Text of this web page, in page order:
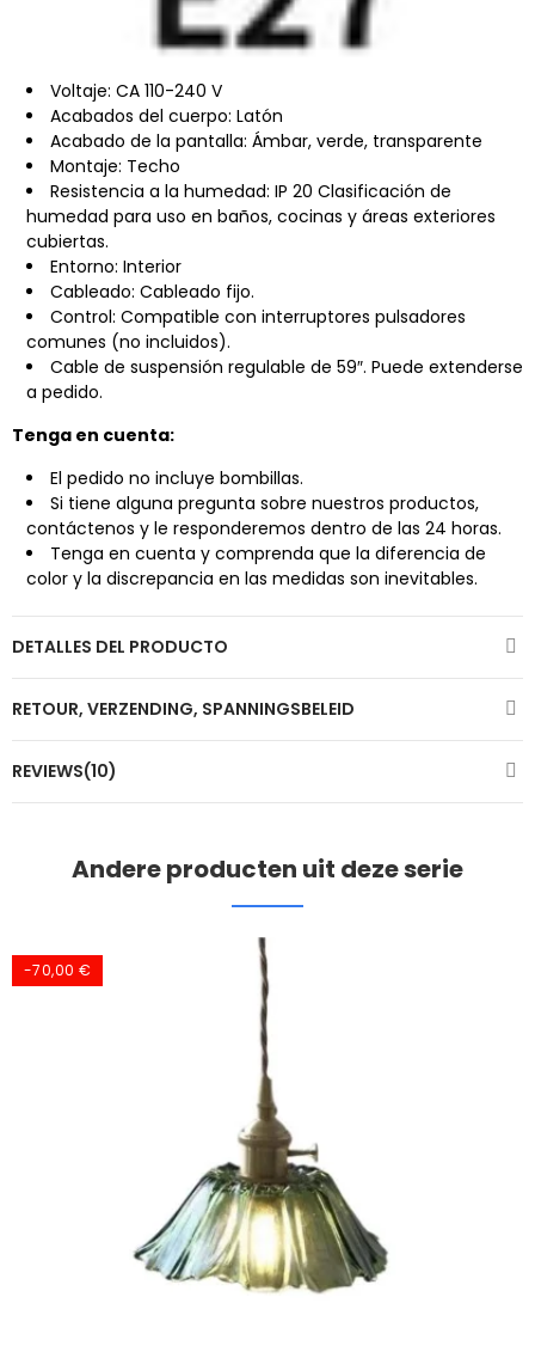
Voltaje: CA 110-240 V
Acabados del cuerpo: Latón
Acabado de la pantalla: Ámbar, verde, transparente
Montaje: Techo
Resistencia a la humedad: IP 20 Clasificación de
humedad para uso en baños, cocinas y áreas exteriores
cubiertas.
Entorno: Interior
Cableado: Cableado fijo.
Control: Compatible con interruptores pulsadores
comunes (no incluidos).
Cable de suspensión regulable de 59″. Puede extenderse
a pedido.
Tenga en cuenta:
El pedido no incluye bombillas.
Si tiene alguna pregunta sobre nuestros productos,
contáctenos y le responderemos dentro de las 24 horas.
Tenga en cuenta y comprenda que la diferencia de
color y la discrepancia en las medidas son inevitables.
DETALLES DEL PRODUCTO
RETOUR, VERZENDING, SPANNINGSBELEID
REVIEWS(10)
Andere producten uit deze serie
-70,00 €